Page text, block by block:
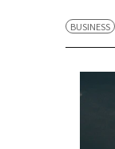
BUSINESS